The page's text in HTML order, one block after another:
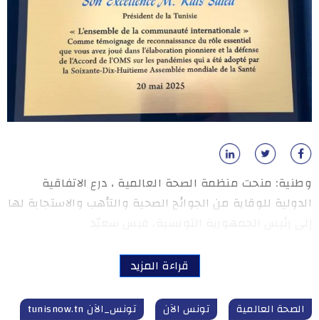
وطنية: منحت منظمة الصحة العالمية ، درع الاتفاقية
الدولية للوقاية من الجوائح الصحية والتأهب والاستجابة لها
قراءة المزيد
الصحة العالمية تونس الآن
تونس_الآن tunisnow.tn